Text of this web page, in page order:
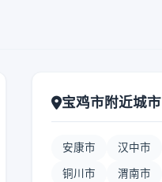
宝鸡市附近城市
安康市 汉中市
铜川市 渭南市